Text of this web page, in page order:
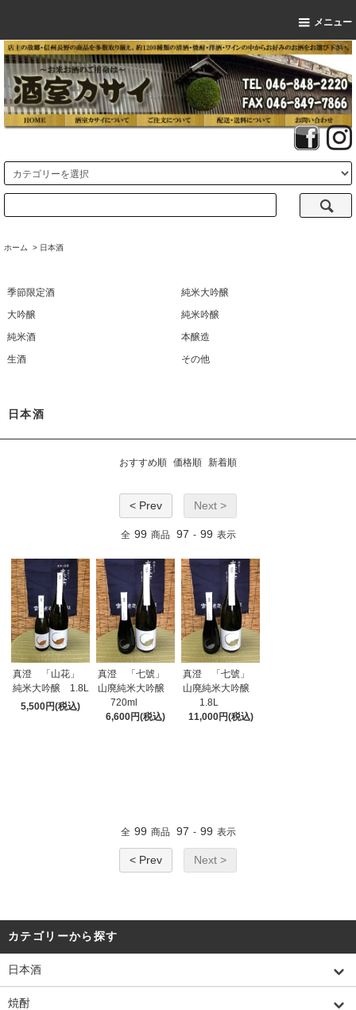
メニュー
ホーム > 日本酒
季節限定酒
純米大吟醸
大吟醸
純米吟醸
純米酒
本醸造
生酒
その他
日本酒
おすすめ順 価格順 新着順
< Prev Next >
全 99 商品 97 - 99 表示
真澄 「山花」
純米大吟醸 1.8L
5,500円(税込)
真澄 「七號」
山廃純米大吟醸
720ml
6,600円(税込)
真澄 「七號」
山廃純米大吟醸
1.8L
11,000円(税込)
全 99 商品 97 - 99 表示
< Prev Next >
カテゴリーから探す
日本酒
焼酎